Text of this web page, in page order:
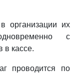
организации их
с
в кассе.
проводится по